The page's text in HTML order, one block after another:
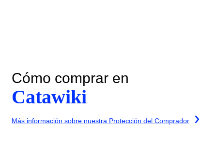
Cómo comprar en
Catawiki
Más información sobre nuestra Protección del Comprador